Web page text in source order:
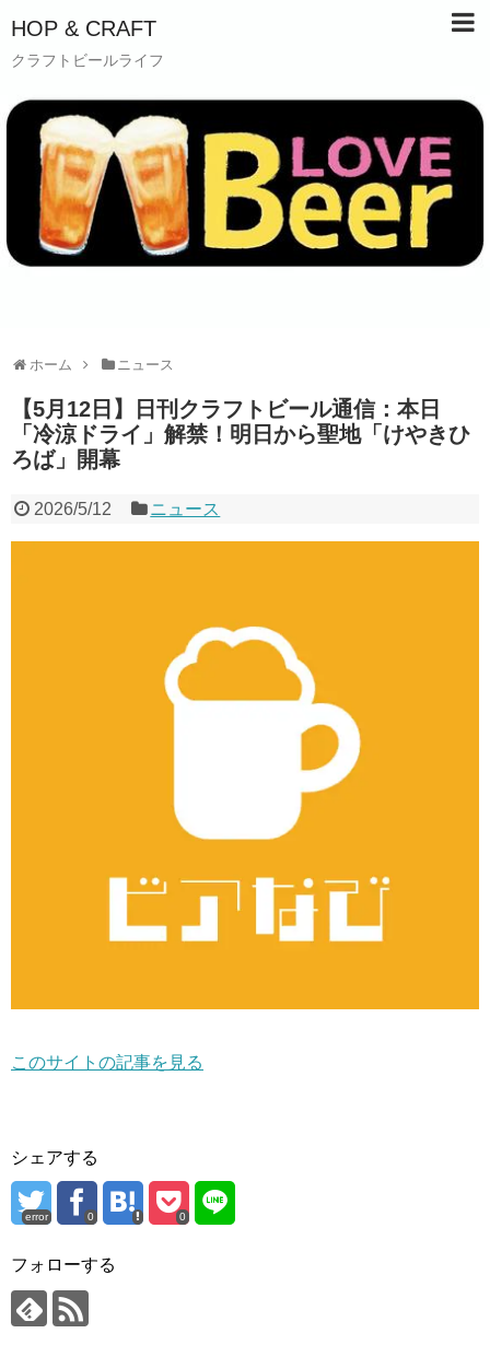
HOP & CRAFT
クラフトビールライフ
ホーム ニュース
【5月12日】日刊クラフトビール通信：本日
「冷涼ドライ」解禁！明日から聖地「けやきひ
ろば」開幕
2026/5/12 ニュース
このサイトの記事を見る
シェアする
error 0 0
フォローする